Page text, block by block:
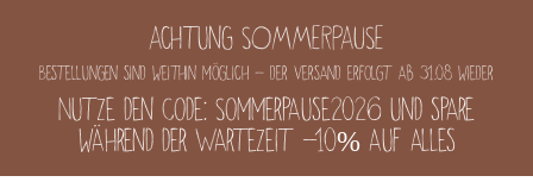
Achtung SOMMERPAUSE
Bestellungen sind weithin möglich - der Versand erfolgt ab 31.08 wieder
Nutze den Code: Sommerpause2026 und spare
während der Wartezeit -10% auf alles